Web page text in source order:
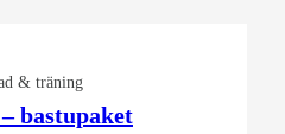
& träning
bastupaket